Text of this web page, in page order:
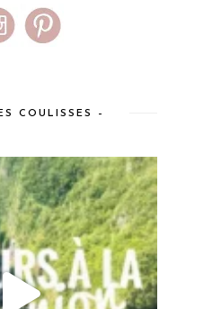
COULISSES –